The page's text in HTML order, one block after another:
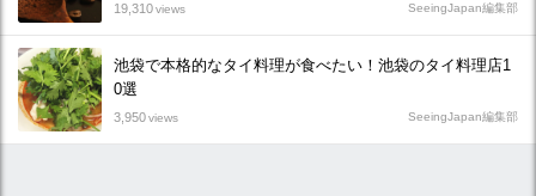
19,310views SeeingJapan編集部
池袋で本格的なタイ料理が食べたい！池袋のタイ料理店1
0選
3,950views SeeingJapan編集部